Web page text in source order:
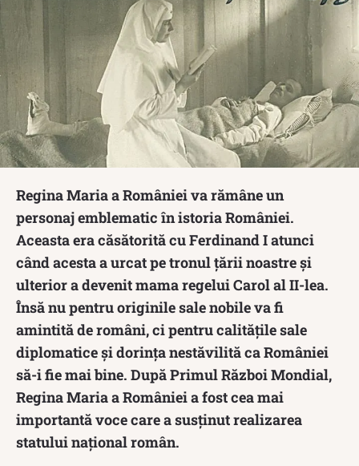
Regina Maria a României va rămâne un
personaj emblematic în istoria României.
Aceasta era căsătorită cu Ferdinand I atunci
când acesta a urcat pe tronul țării noastre și
ulterior a devenit mama regelui Carol al II-lea.
Însă nu pentru originile sale nobile va fi
amintită de români, ci pentru calitățile sale
diplomatice și dorința nestăvilită ca României
să-i fie mai bine. După Primul Război Mondial,
Regina Maria a României a fost cea mai
importantă voce care a susținut realizarea
statului național român.